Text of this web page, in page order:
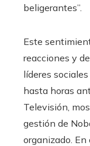
beligerantes”.
Este
reacciones y
líderes
hasta horas
Televisión,
gestión de
organizado.